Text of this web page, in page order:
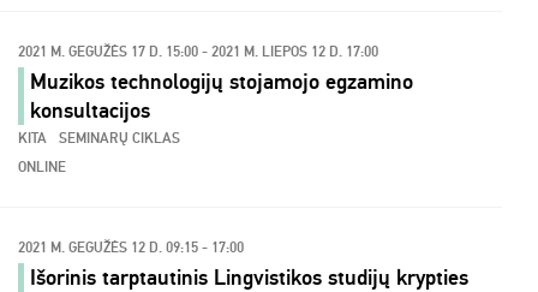
2021 M. GEGUŽĖS 17 D. 15:00 - 2021 M. LIEPOS 12 D. 17:00
Muzikos technologijų stojamojo egzamino
konsultacijos
KITA
SEMINARŲ CIKLAS
ONLINE
2021 M. GEGUŽĖS 12 D. 09:15 - 17:00
Išorinis tarptautinis Lingvistikos studijų krypties